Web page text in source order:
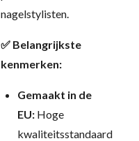
nagelstylisten.
✅ Belangrijkste
kenmerken:
Gemaakt in de
EU: Hoge
kwaliteitsstandaard